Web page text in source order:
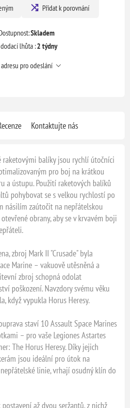
Přidat k porovnání
Skladem
dodací lhůta :2 týdny
pro odeslání
Kontaktujte nás
raketovými balíky jsou rychlí útočníci
pro boj na krátkou
a ústupu. Použití raketových balíků
pohybovat se s velkou rychlostí po
násilím zaútočit na nepřátelskou
obrany, aby se v krvavém boji
zbroj Mark II "Crusade" byla
Marine – vakuově utěsněná a
zbroj schopná odolat
poškození. Navzdory svému věku
když vypukla Horus Heresy.
staví 10 Assault Space Marines
– pro vaše Legiones Astartes
The Horus Heresy. Díky jejich
jsou ideální pro útok na
linie, vrhají osudný klín do
až dvou seržantů, z nichž